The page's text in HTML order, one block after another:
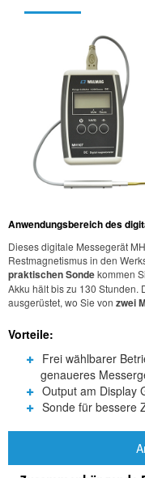
Anwendungsbereich des
Dieses digitale Messegerät
Restmagnetismus in den
praktischen Sondekommen
Akku hält bis zu 130 Stunden.
ausgerüstet, wo Sie von zwei
Vorteile:
Frei wählbarer
genaueres
Output am Display
Sonde für bessere